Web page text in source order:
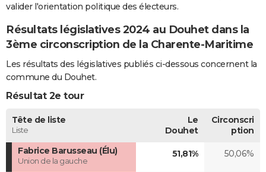
valider l'orientation politique des électeurs.
Résultats législatives 2024 au Douhet dans la
3ème circonscription de la Charente-Maritime
Les résultats des législatives publiés ci-dessous concernent la
commune du Douhet.
Résultat 2e tour
Tête de liste
Liste
Le
Douhet
Circonscri
ption
Fabrice Barusseau (Élu)
Union de la gauche
51,81% 50,06%